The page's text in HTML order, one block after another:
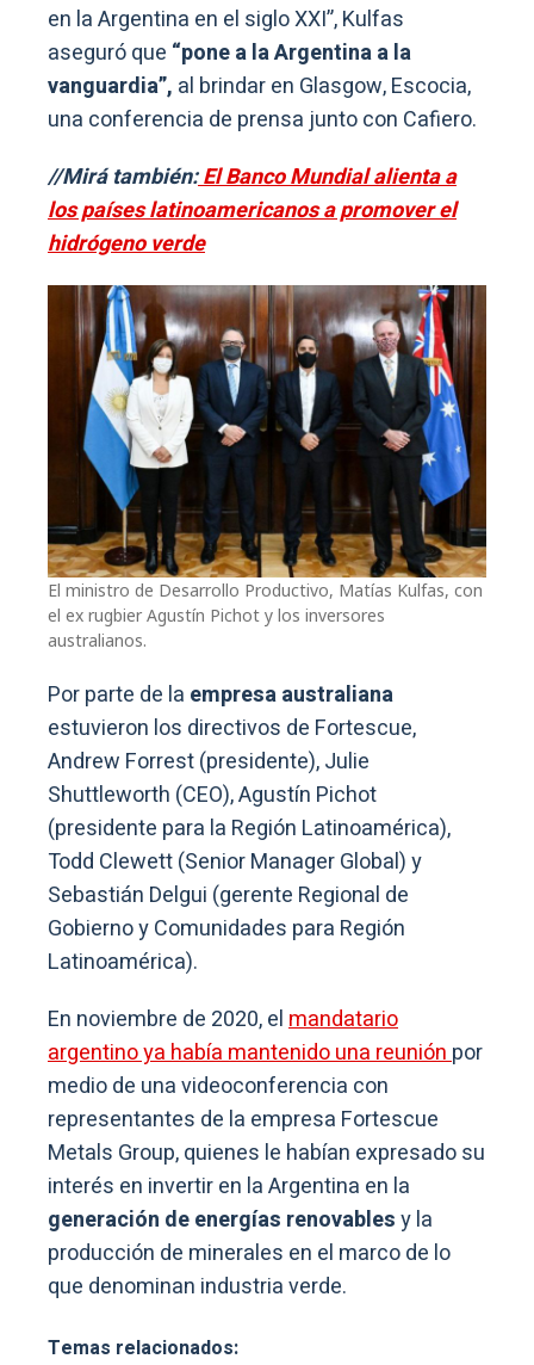
en la Argentina en el siglo XXI”, Kulfas
aseguró que “pone a la Argentina a la
vanguardia”, al brindar en Glasgow, Escocia,
una conferencia de prensa junto con Cafiero.
//Mirá también:El Banco Mundial alienta a
los países latinoamericanos a promover el
hidrógeno verde
El ministro de Desarrollo Productivo, Matías Kulfas, con
el ex rugbier Agustín Pichot y los inversores
australianos.
Por parte de la empresa australiana
estuvieron los directivos de Fortescue,
Andrew Forrest (presidente), Julie
Shuttleworth (CEO), Agustín Pichot
(presidente para la Región Latinoamérica),
Todd Clewett (Senior Manager Global) y
Sebastián Delgui (gerente Regional de
Gobierno y Comunidades para Región
Latinoamérica).
En noviembre de 2020, elmandatario
argentino ya había mantenido una reuniónpor
medio de una videoconferencia con
representantes de la empresa Fortescue
Metals Group, quienes le habían expresado su
interés en invertir en la Argentina en la
generación de energías renovablesy la
producción de minerales en el marco de lo
que denominan industria verde.
Temas relacionados: